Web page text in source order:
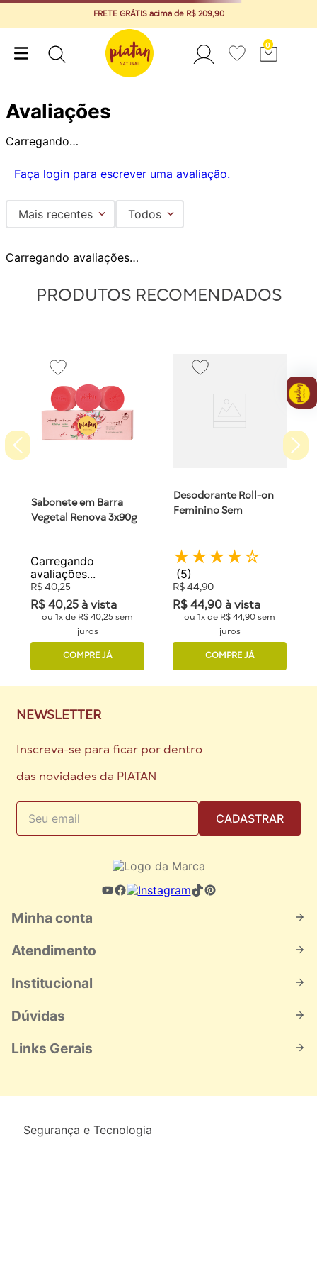
FRETE GRÁTIS acima de R$ 209,90
0
Avaliações
Carregando…
Faça login para escrever uma avaliação.
Mais recentes Todos
Carregando avaliações…
PRODUTOS RECOMENDADOS
Sabonete em Barra
Vegetal Renova 3x90g
Piatan
★★★★
(1)
R$40,25
R$40,25à vista
ou 1x de R$40,25 sem
juros
COMPRE JÁ
Desodorante Roll-on
Feminino Sem
★★★★☆
(5)
R$44,90
R$44,90à vista
ou 1x de R$44,90sem
juros
COMPRE JÁ
NEWSLETTER
Inscreva-se para ficar por dentro
das novidades da PIATAN
CADASTRAR
Minha conta
Atendimento
Institucional
Dúvidas
Links Gerais
Segurança e Tecnologia